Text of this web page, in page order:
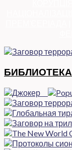
БИБЛИОТЕКА